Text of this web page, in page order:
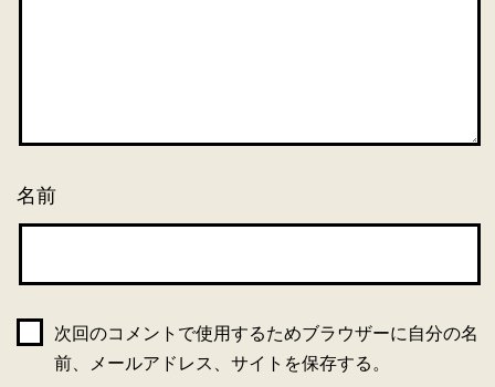
名前
次回のコメントで使用するためブラウザーに自分の名
前、メールアドレス、サイトを保存する。